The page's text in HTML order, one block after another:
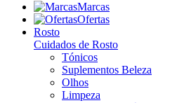
Marcas
Ofertas
Rosto
Cuidados de Rosto
Tónicos
Suplementos Beleza
Olhos
Limpeza